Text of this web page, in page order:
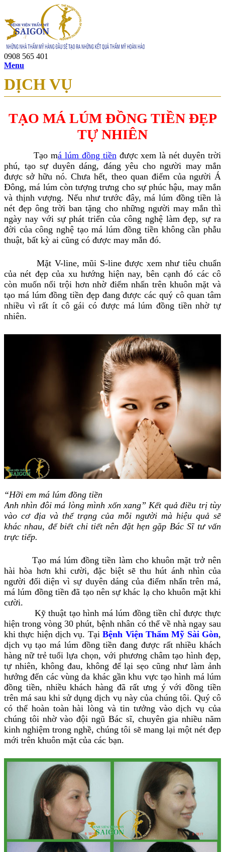
0908 565 401
Menu
DỊCH VỤ
TẠO MÁ LÚM ĐỒNG TIỀN ĐẸP
TỰ NHIÊN
Tạo má lúm đồng tiền được xem là nét duyên trời
phú, tạo sự duyên dáng, đáng yêu cho người may mắn
được sở hữu nó. Chưa hết, theo quan điểm của người Á
Đông, má lúm còn tượng trưng cho sự phúc hậu, may mắn
và thịnh vượng. Nếu như trước đây, má lúm đồng tiền là
nét đẹp ông trời ban tặng cho những người may mắn thì
ngày nay với sự phát triển của công nghệ làm đẹp, sự ra
đời của công nghệ tạo má lúm đồng tiền không cần phẫu
thuật, bất kỳ ai cũng có được may mắn đó.
Mặt V-line, mũi S-line được xem như tiêu chuẩn
của nét đẹp của xu hướng hiện nay, bên cạnh đó các cô
còn muốn nổi trội hơn nhờ điểm nhấn trên khuôn mặt và
tạo má lúm đồng tiền đẹp đang được các quý cô quan tâm
nhiều vì rất ít cô gái có được má lúm đồng tiền nhờ tự
nhiên.
“Hỡi em má lúm đồng tiền
Anh nhìn đôi má lòng mình xốn xang”Kết quả điều trị tùy
vào cơ địa và thể trạng của mỗi người mà hiệu quả sẽ
khác nhau, để biết chi tiết nên đặt hẹn gặp Bác Sĩ tư vấn
trực tiếp.
Tạo má lúm đồng tiền làm cho khuôn mặt trở nên
hài hòa hơn khi cười, đặc biệt sẽ thu hút ánh nhìn của
người đối diện vì sự duyên dáng của điểm nhấn trên má,
má lúm đồng tiền đã tạo nên sự khác lạ cho khuôn mặt khi
cười.
Kỹ thuật tạo hình má lúm đồng tiền chỉ được thực
hiện trong vòng 30 phút, bệnh nhân có thể về nhà ngay sau
khi thực hiện dịch vụ. TạiBệnh Viện Thẩm Mỹ Sài Gòn,
dịch vụ tạo má lúm đồng tiền đang được rất nhiều khách
hàng nữ trẻ tuổi lựa chọn, với phương châm tạo hình đẹp,
tự nhiên, không đau, không để lại sẹo cũng như làm ảnh
hưởng đến các vùng da khác gần khu vực tạo hình má lúm
đồng tiền, nhiều khách hàng đã rất ưng ý với đồng tiền
trên má sau khi sử dụng dịch vụ này của chúng tôi. Quý cô
có thể hoàn toàn hài lòng và tin tưởng vào dịch vụ của
chúng tôi nhờ vào đội ngũ Bác sĩ, chuyên gia nhiều năm
kinh nghiệm trong nghề, chúng tôi sẽ mang lại một nét đẹp
mới trên khuôn mặt của các bạn.